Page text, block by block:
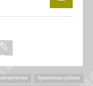
ремонтные работы